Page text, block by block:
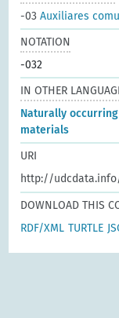
-03Auxiliares
NOTATION
-032
IN OTHER
Naturally
materials
URI
http://udcdata.info/
DOWNLOAD THIS
RDF/XML TURTLE